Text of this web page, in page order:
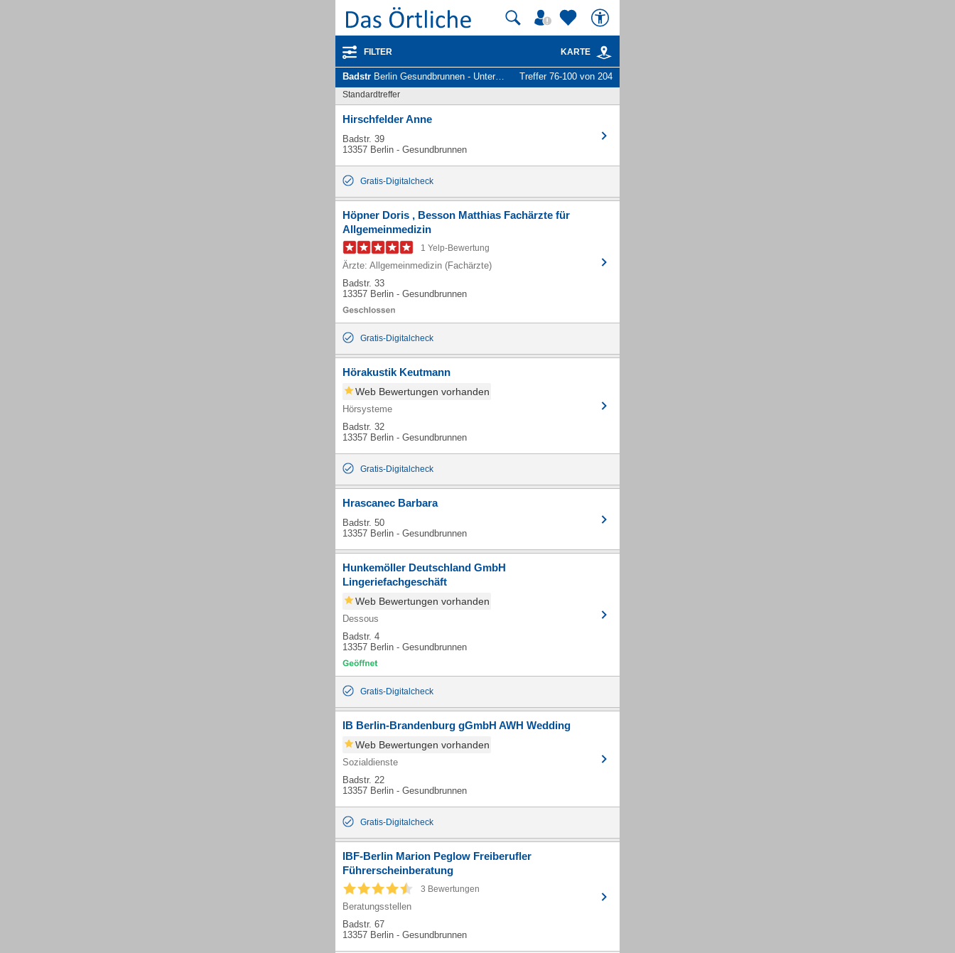
FILTER KARTE
Badstr Berlin Gesundbrunnen - Unternehmen und Personen Treffer 76-100 von 204
Standardtreffer
Hirschfelder Anne
Badstr. 39
13357 Berlin - Gesundbrunnen
Gratis-Digitalcheck
Höpner Doris , Besson Matthias Fachärzte für
Allgemeinmedizin
1 Yelp-Bewertung
Ärzte: Allgemeinmedizin (Fachärzte)
Badstr. 33
13357 Berlin - Gesundbrunnen
Gratis-Digitalcheck
Hörakustik Keutmann
Web Bewertungen vorhanden
Hörsysteme
Badstr. 32
13357 Berlin - Gesundbrunnen
Gratis-Digitalcheck
Hrascanec Barbara
Badstr. 50
13357 Berlin - Gesundbrunnen
Hunkemöller Deutschland GmbH
Lingeriefachgeschäft
Web Bewertungen vorhanden
Dessous
Badstr. 4
13357 Berlin - Gesundbrunnen
Gratis-Digitalcheck
IB Berlin-Brandenburg gGmbH AWH Wedding
Web Bewertungen vorhanden
Sozialdienste
Badstr. 22
13357 Berlin - Gesundbrunnen
Gratis-Digitalcheck
IBF-Berlin Marion Peglow Freiberufler
Führerscheinberatung
3 Bewertungen
Beratungsstellen
Badstr. 67
13357 Berlin - Gesundbrunnen